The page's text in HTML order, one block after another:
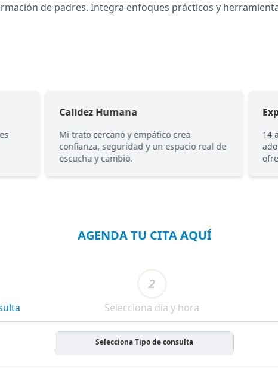
de padres. Integra enfoques prácticos y
Calidez Humana
Mi trato cercano y empático crea
confianza, seguridad y un espacio real de
escucha y cambio.
14
AGENDA TU CITA AQUÍ
2
Selecciona dia y hora
Selecciona Tipo de consulta